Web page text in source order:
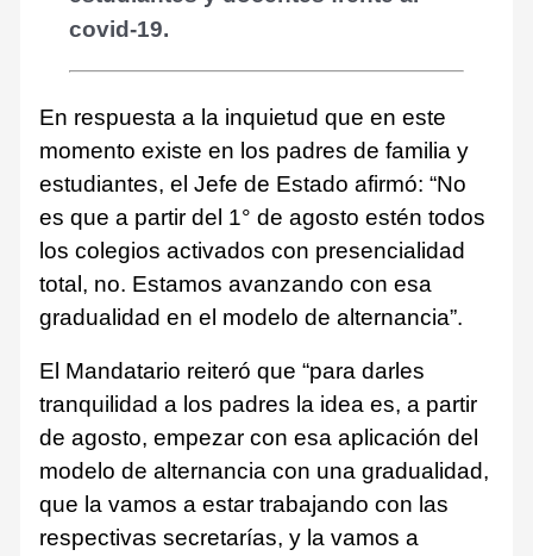
covid-19.
En respuesta a la inquietud que en este
momento existe en los padres de familia y
estudiantes, el Jefe de Estado afirmó: “No
es que a partir del 1° de agosto estén todos
los colegios activados con presencialidad
total, no. Estamos avanzando con esa
gradualidad en el modelo de alternancia”.
El Mandatario reiteró que “para darles
tranquilidad a los padres la idea es, a partir
de agosto, empezar con esa aplicación del
modelo de alternancia con una gradualidad,
que la vamos a estar trabajando con las
respectivas secretarías, y la vamos a